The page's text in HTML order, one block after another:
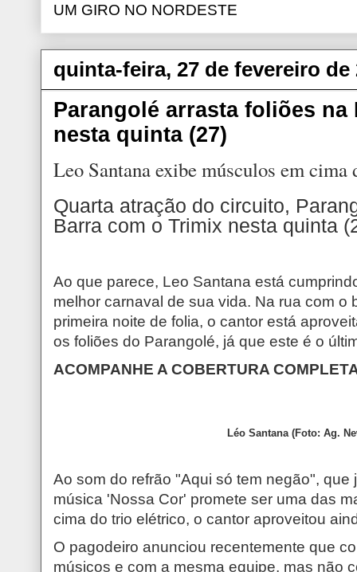
UM GIRO NO NORDESTE
quinta-feira, 27 de fevereiro de
Parangolé arrasta foliões
nesta quinta (27)
Leo Santana exibe músculos em
Quarta atração do circuito,
Barra com o Trimix nesta quinta
Ao que parece, Leo Santana está
melhor carnaval de sua vida. Na rua com o
primeira noite de folia, o cantor está
os foliões do Parangolé, já que este é o
ACOMPANHE A COBERTURA
Léo Santana (Foto: Ag.
Ao som do refrão "Aqui só tem negão",
música 'Nossa Cor' promete ser uma das
cima do trio elétrico, o cantor aproveitou
O pagodeiro anunciou recentemente que
músicos e com a mesma equipe, mas não